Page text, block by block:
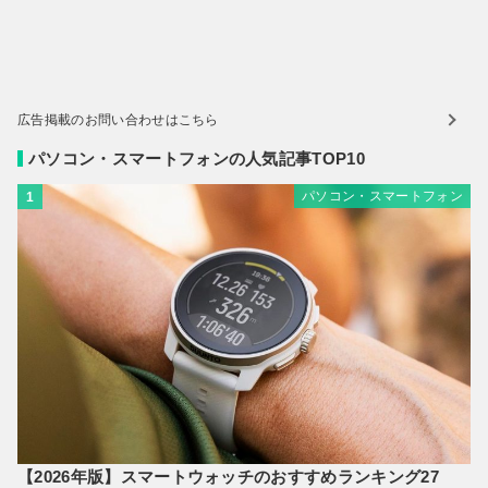
広告掲載のお問い合わせはこちら
パソコン・スマートフォンの人気記事TOP10
1 パソコン・スマートフォン
【2026年版】スマートウォッチのおすすめランキング27